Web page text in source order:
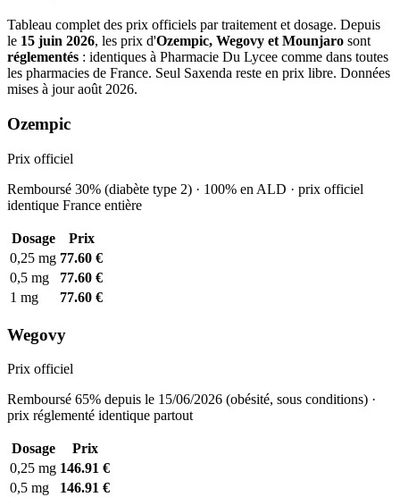
Tableau complet des prix officiels par traitement et dosage. Depuis
le 15 juin 2026, les prix d'Ozempic, Wegovy et Mounjaro sont
réglementés : identiques à Pharmacie Du Lycee comme dans toutes
les pharmacies de France. Seul Saxenda reste en prix libre. Données
mises à jour août 2026.
Ozempic
Prix officiel
Remboursé 30% (diabète type 2) · 100% en ALD · prix officiel
identique France entière
Dosage
Prix
0,25 mg 77.60 €
0,5 mg
77.60 €
1 mg
77.60 €
Wegovy
Prix officiel
Remboursé 65% depuis le 15/06/2026 (obésité, sous conditions) ·
prix réglementé identique partout
Dosage
Prix
0,25 mg 146.91 €
0,5 mg
146.91 €